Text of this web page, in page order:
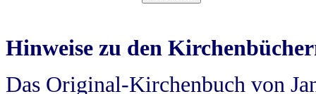
Hinweise zu den
Das Original-Kirchenbuch von